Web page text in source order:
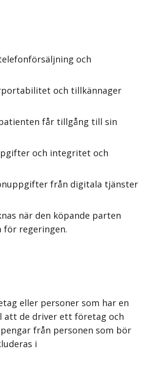
och
och tillkännager
får tillgång till sin
och integritet och
från digitala tjänster
när den köpande parten
för regeringen.
eller personer som har en
att de driver ett företag och
från personen som bör
i